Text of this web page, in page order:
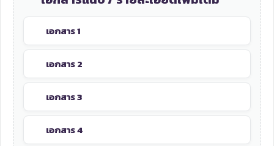
เอกสาร 1
เอกสาร 2
เอกสาร 3
เอกสาร 4